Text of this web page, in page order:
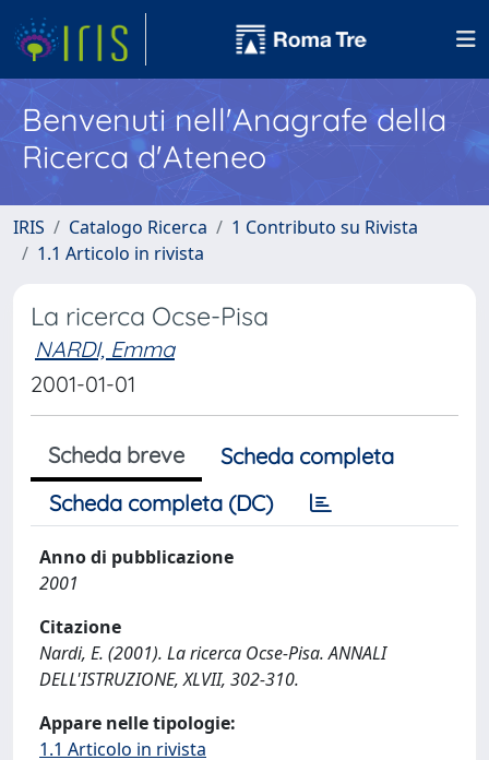
Benvenuti nell'Anagrafe della
Ricerca d'Ateneo
IRIS Catalogo Ricerca
1 Contributo su Rivista
1.1 Articolo in rivista
La ricerca Ocse-Pisa
NARDI, Emma
2001-01-01
Scheda breve
Scheda completa
Scheda completa (DC)
Anno di pubblicazione
2001
Citazione
Nardi, E. (2001). La ricerca Ocse-Pisa. ANNALI
DELL'ISTRUZIONE, XLVII, 302-310.
Appare nelle tipologie:
1.1 Articolo in rivista